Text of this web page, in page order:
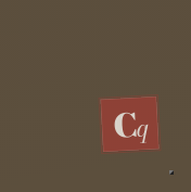
Cq